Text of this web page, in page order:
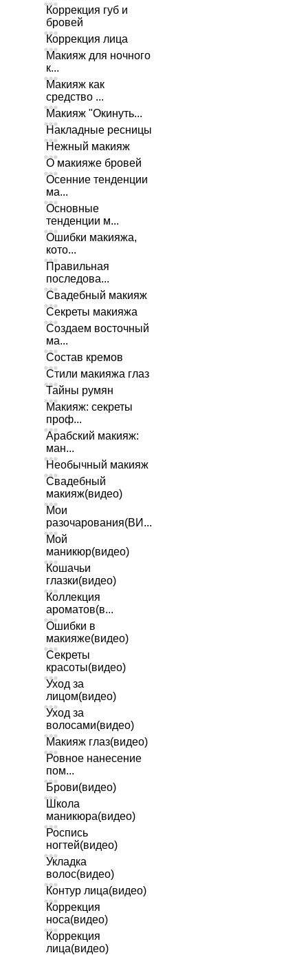
Коррекция губ и
бровей
Коррекция лица
Макияж для ночного
к...
Макияж как
средство ...
Макияж "Окинуть...
Накладные ресницы
Нежный макияж
О макияже бровей
Осенние тенденции
ма...
Основные
тенденции м...
Ошибки макияжа,
кото...
Правильная
последова...
Свадебный макияж
Секреты макияжа
Создаем восточный
ма...
Состав кремов
Стили макияжа глаз
Тайны румян
Макияж: секреты
проф...
Арабский макияж:
ман...
Необычный макияж
Свадебный
макияж(видео)
Мои
разочарования(ВИ...
Мой
маникюр(видео)
Кошачьи
глазки(видео)
Коллекция
ароматов(в...
Ошибки в
макияже(видео)
Секреты
красоты(видео)
Уход за
лицом(видео)
Уход за
волосами(видео)
Макияж глаз(видео)
Ровное нанесение
пом...
Брови(видео)
Школа
маникюра(видео)
Роспись
ногтей(видео)
Укладка
волос(видео)
Контур лица(видео)
Коррекция
носа(видео)
Коррекция
лица(видео)